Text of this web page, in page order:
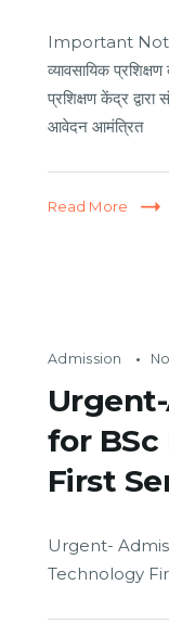
Important
व्यावसायिक
प्रशिक्षण केंद्र
आवेदन आमंत्रित
Read More
Admission
for BSc
First
Urgent-
Technology